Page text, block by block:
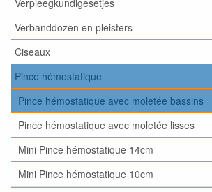
Verpleegkundigesetjes
Verbanddozen en pleisters
Ciseaux
Pince hémostatique
Pince hémostatique avec moletée bassins
Pince hémostatique avec moletée lisses
Mini Pince hémostatique 14cm
Mini Pince hémostatique 10cm